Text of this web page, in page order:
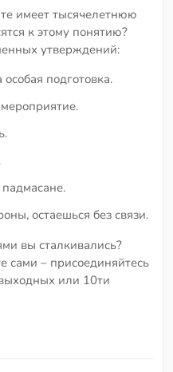
имеет тысячелетнюю
к этому понятию?
утверждений:
подготовка.
остаешься без связи.
вы сталкивались?
сами – присоединяйтесь
или 10ти